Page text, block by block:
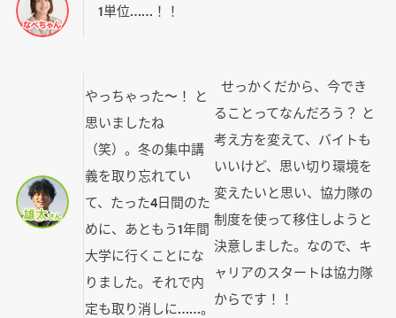
1単位……！！
やっちゃった〜！ と
思いましたね
（笑）。冬の集中講
義を取り忘れてい
て、たった4日間のた
めに、あともう1年間
大学に行くことにな
りました。それで内
定も取り消しに……。
せっかくだから、今でき
ることってなんだろう？ と
考え方を変えて、バイトも
いいけど、思い切り環境を
変えたいと思い、協力隊の
制度を使って移住しようと
決意しました。なので、キ
ャリアのスタートは協力隊
からです！！